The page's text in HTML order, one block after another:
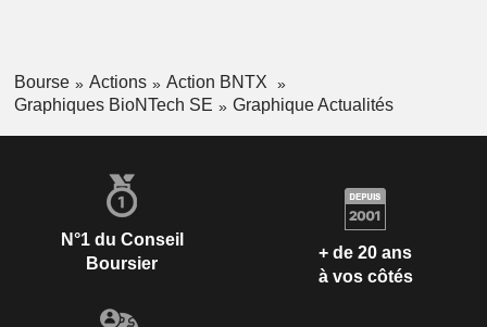
Bourse Actions
Action BNTX
Graphiques BioNTech SE
Graphique Actualités
N°1 du Conseil
Boursier
+ de 20 ans
à vos côtés